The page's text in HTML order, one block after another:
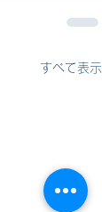
すべて表示